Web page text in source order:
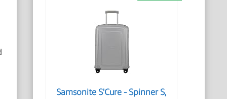
Samsonite S'Cure - Spinner S,